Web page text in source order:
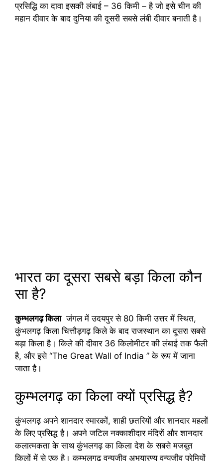
प्रसिद्धि का दावा इसकी लंबाई – 36 किमी – है जो इसे चीन की
महान दीवार के बाद दुनिया की दूसरी सबसे लंबी दीवार बनाती है।
भारत का दूसरा सबसे बड़ा किला कौन
सा है?
कुम्भलगढ़ किलाजंगल में उदयपुर से 80 किमी उत्तर में स्थित,
कुंभलगढ़ किला चित्तौड़गढ़ किले के बाद राजस्थान का दूसरा सबसे
बड़ा किला है। किले की दीवार 36 किलोमीटर की लंबाई तक फैली
है, और इसे “The Great Wall of India ” के रूप में जाना
जाता है।
कुम्भलगढ़ का किला क्यों प्रसिद्ध है?
कुंभलगढ़ अपने शानदार स्मारकों, शाही छतरियों और शानदार महलों
के लिए प्रसिद्ध है। अपने जटिल नक्काशीदार मंदिरों और शानदार
कलात्मकता के साथ कुंभलगढ़ का किला देश के सबसे मजबूत
किलों में से एक है। कुम्भलगढ़ वन्यजीव अभयारण्य वन्यजीव प्रेमियों